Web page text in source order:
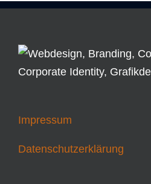
Impressum
Datenschutzerklärung